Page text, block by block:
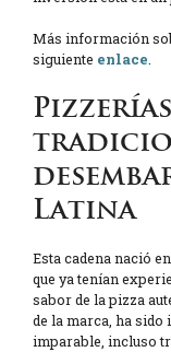
Más información
siguiente enlace
Latina
Esta cadena nació
que ya tenían
sabor de la pizza
de la marca, ha
imparable, incluso